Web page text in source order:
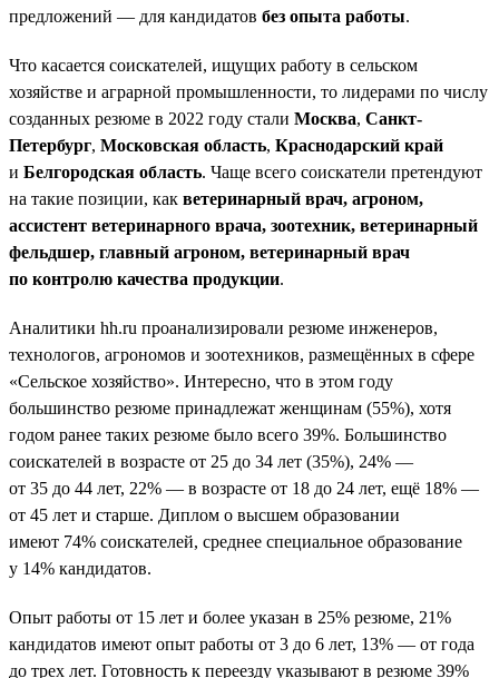
предложений — для кандидатов без опыта работы.
Что касается соискателей, ищущих работу в сельском
хозяйстве и аграрной промышленности, то лидерами по числу
созданных резюме в 2022 году стали Москва, Санкт-
Петербург, Московская область, Краснодарский край
и Белгородская область. Чаще всего соискатели претендуют
на такие позиции, как ветеринарный врач, агроном,
ассистент ветеринарного врача, зоотехник, ветеринарный
фельдшер, главный агроном, ветеринарный врач
по контролю качества продукции.
Аналитики hh.ru проанализировали резюме инженеров,
технологов, агрономов и зоотехников, размещённых в сфере
«Сельское хозяйство». Интересно, что в этом году
большинство резюме принадлежат женщинам (55%), хотя
годом ранее таких резюме было всего 39%. Большинство
соискателей в возрасте от 25 до 34 лет (35%), 24% —
от 35 до 44 лет, 22% — в возрасте от 18 до 24 лет, ещё 18% —
от 45 лет и старше. Диплом о высшем образовании
имеют 74% соискателей, среднее специальное образование
у 14% кандидатов.
Опыт работы от 15 лет и более указан в 25% резюме, 21%
кандидатов имеют опыт работы от 3 до 6 лет, 13% — от года
до трех лет. Готовность к переезду указывают в резюме 39%